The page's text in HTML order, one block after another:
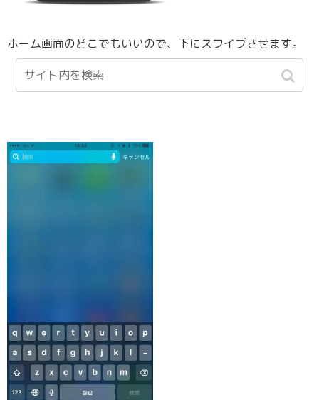
ホーム画面のどこでもいいので、下にスワイプさせます。